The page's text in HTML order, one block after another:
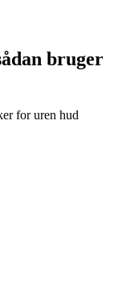
bruger
for uren hud